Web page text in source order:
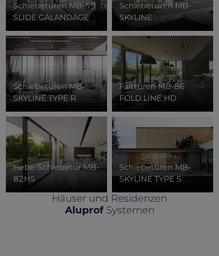
Schiebetüren MB-59
SLIDE GALANDAGE
SchiebetürenMB-
SKYLINE
SchiebetürenMB-
SKYLINE TYPE R
FalttürenMB-86
FOLD LINE HD
Hebe-SchiebetürMB-
82HS
SchiebetürenMB-
SKYLINE TYPE S
Häuser und Residenzen
AluprofSystemen